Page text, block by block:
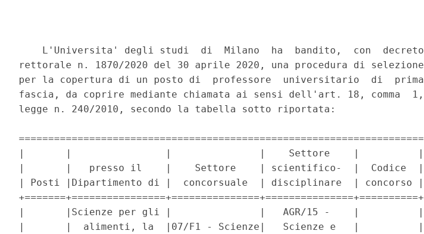
    L'Universita' degli studi  di  Milano  ha  bandito,  con  decreto
rettorale n. 1870/2020 del 30 aprile 2020, una procedura di selezione
per la copertura di un posto di  professore  universitario  di  prima
fascia, da coprire mediante chiamata ai sensi dell'art. 18, comma  1,
legge n. 240/2010, secondo la tabella sotto riportata:
=====================================================================
|       |                |               |    Settore    |          |
|       |   presso il    |    Settore    | scientifico-  |  Codice  |
| Posti |Dipartimento di |  concorsuale  | disciplinare  | concorso |
+=======+================+===============+===============+==========+
|       |Scienze per gli |               |   AGR/15 -    |          |
|       |  alimenti, la  |07/F1 - Scienze|   Scienze e   |          |